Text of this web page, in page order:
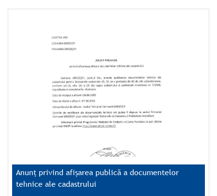
Anunț privind afișarea publică a documentelor
tehnice ale cadastrului